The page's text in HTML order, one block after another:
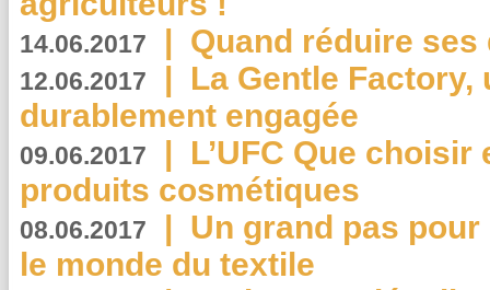
14.06.2017 | Quand réduire
12.06.2017 | La Gentle
durablement engagée
09.06.2017 | L’UFC Que
produits cosmétiques
08.06.2017 | Un grand pas
le monde du textile